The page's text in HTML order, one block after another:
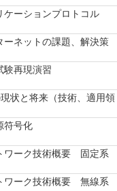
ケーションプロトコル
ーネットの課題、解決策
験再現演習
状と将来（技術、適用領
符号化
ワーク技術概要 固定系
ワーク技術概要 無線系